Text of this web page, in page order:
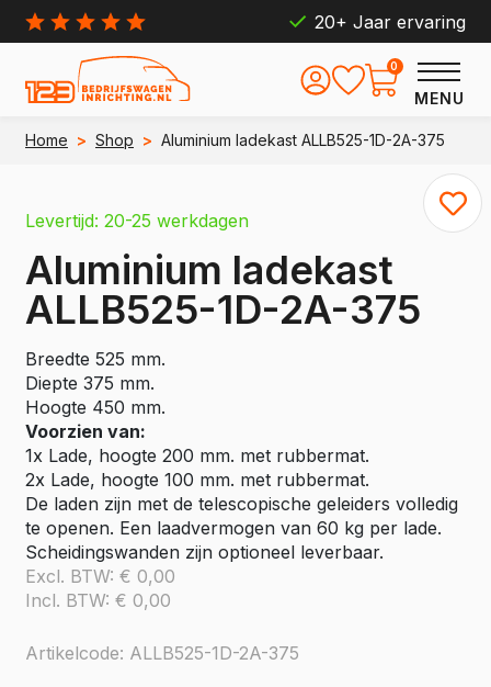
20+ Jaar ervaring
MENU
0
Home > Shop > Aluminium ladekast ALLB525-1D-2A-375
Levertijd: 20-25 werkdagen
Aluminium ladekast
ALLB525-1D-2A-375
Breedte 525 mm.
Diepte 375 mm.
Hoogte 450 mm.
Voorzien van:
1x Lade, hoogte 200 mm. met rubbermat.
2x Lade, hoogte 100 mm. met rubbermat.
De laden zijn met de telescopische geleiders volledig
te openen. Een laadvermogen van 60 kg per lade.
Scheidingswanden zijn optioneel leverbaar.
Excl. BTW: € 0,00
Incl. BTW: € 0,00
Artikelcode: ALLB525-1D-2A-375